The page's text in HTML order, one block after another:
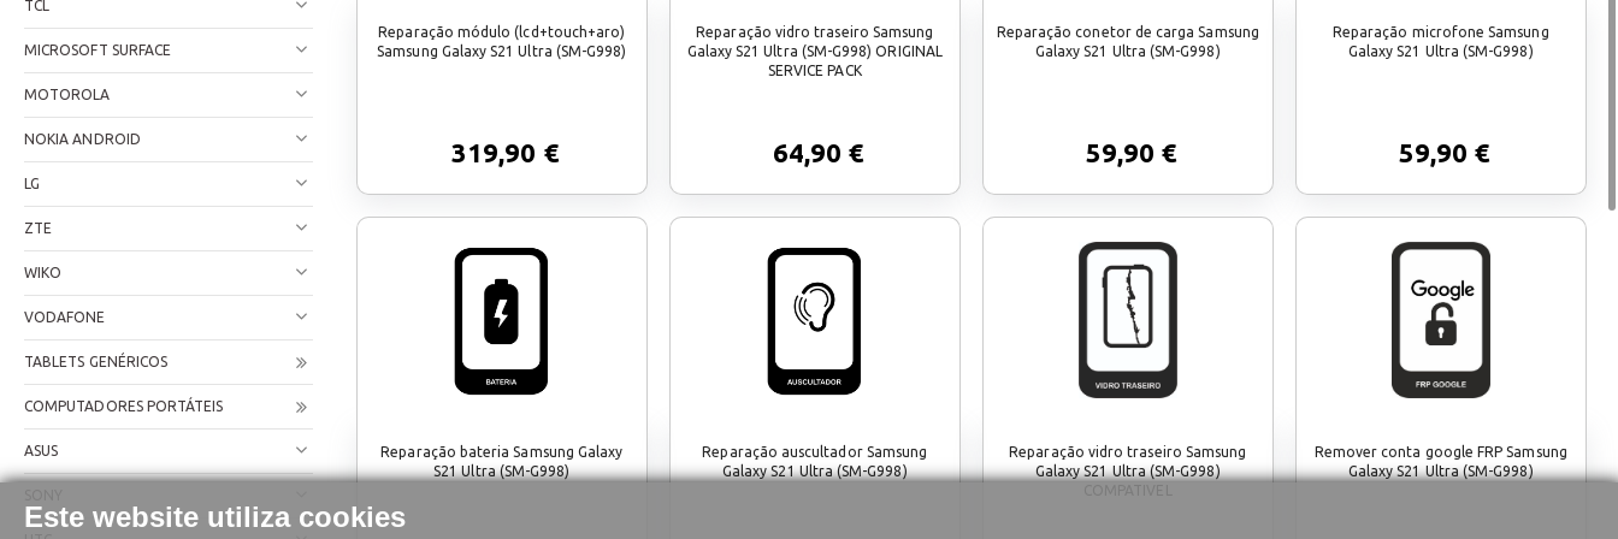
Este website utiliza cookies
TCL
MICROSOFT SURFACE
MOTOROLA
NOKIA ANDROID
LG
ZTE
WIKO
VODAFONE
TABLETS GENÉRICOS
COMPUTADORES PORTÁTEIS
ASUS
Reparação módulo (lcd+touch+aro)
Samsung Galaxy S21 Ultra (SM-G998)
319,90 €
Reparação vidro traseiro Samsung
Galaxy S21 Ultra (SM-G998) ORIGINAL
SERVICE PACK
64,90 €
Reparação conetor de carga Samsung
Galaxy S21 Ultra (SM-G998)
59,90 €
Reparação microfone Samsung
Galaxy S21 Ultra (SM-G998)
59,90 €
Reparação bateria Samsung Galaxy
S21 Ultra (SM-G998)
Reparação auscultador Samsung
Galaxy S21 Ultra (SM-G998)
Reparação vidro traseiro Samsung
Galaxy S21 Ultra (SM-G998)
Remover conta google FRP Samsung
Galaxy S21 Ultra (SM-G998)